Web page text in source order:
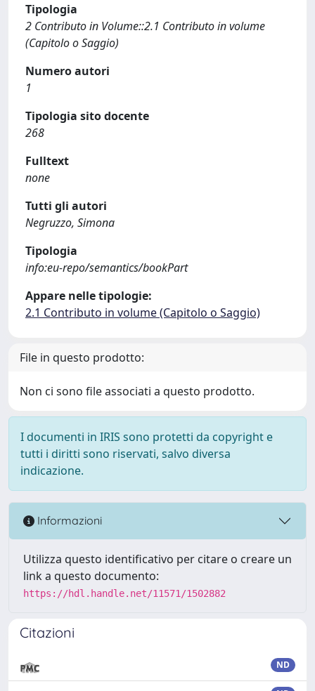
Tipologia
2 Contributo in Volume::2.1 Contributo in volume
(Capitolo o Saggio)
Numero autori
1
Tipologia sito docente
268
Fulltext
none
Tutti gli autori
Negruzzo, Simona
Tipologia
info:eu-repo/semantics/bookPart
Appare nelle tipologie:
2.1 Contributo in volume (Capitolo o Saggio)
File in questo prodotto:
Non ci sono file associati a questo prodotto.
I documenti in IRIS sono protetti da copyright e
tutti i diritti sono riservati, salvo diversa
indicazione.
Informazioni
Utilizza questo identificativo per citare o creare un
link a questo documento:
https://hdl.handle.net/11571/1502882
Citazioni
ND